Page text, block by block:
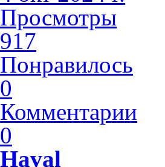
Просмотры
917
Понравилось
0
Комментарии
0
Haval